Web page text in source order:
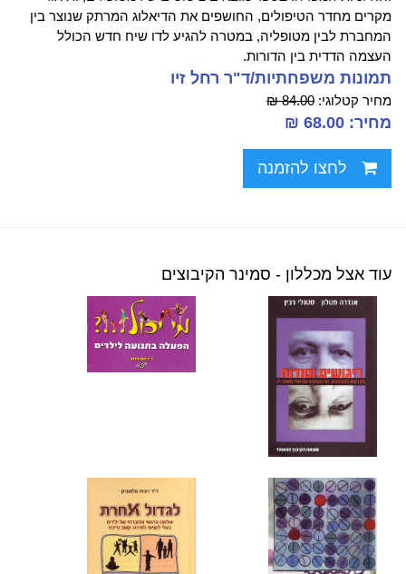
מקרים מחדר הטיפולים, החושפים את הדיאלוג המרתק שנוצר בין
המחברת לבין מטופליה, במטרה להגיע לדו שיח חדש הכולל
העצמה הדדית בין הדורות.
תמונות משפחתיות/ד"ר רחל זיו
מחיר קטלוגי: 84.00 ₪
מחיר: 68.00 ₪
לחצו להזמנה
עוד אצל מכללון - סמינר הקיבוצים